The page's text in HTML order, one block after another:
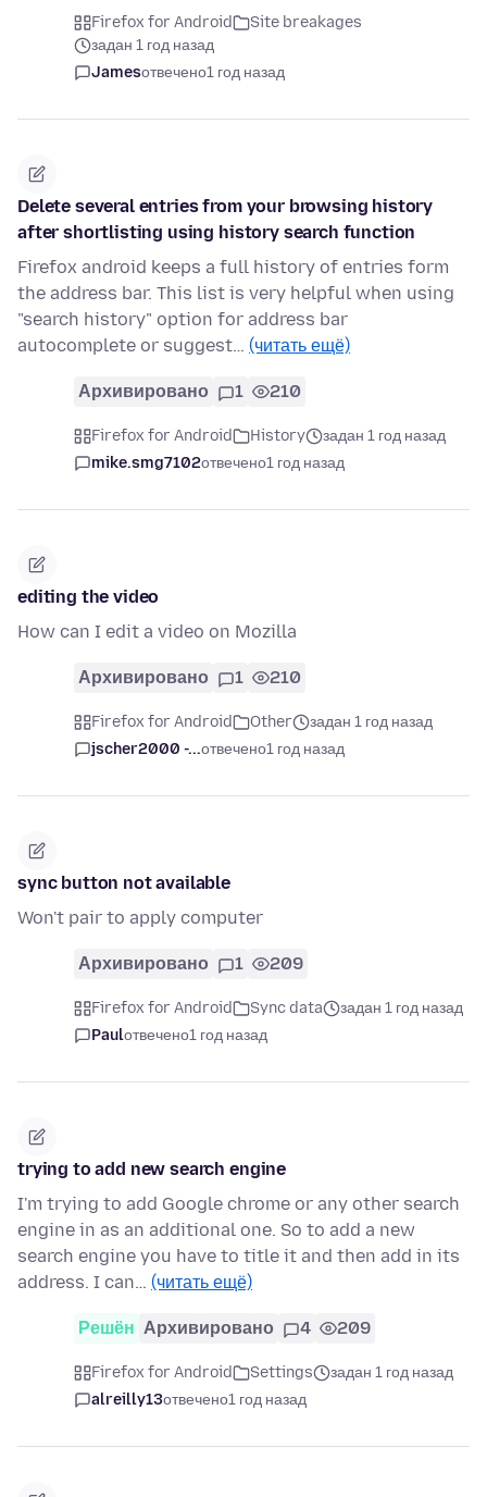
Firefox for Android
Site breakages
задан 1 год назад
Jamesотвечено1 год назад
Delete several entries from your browsing history
after shortlisting using history search function
Firefox android keeps a full history of entries form
the address bar. This list is very helpful when using
"search history" option for address bar
autocomplete or suggest… (читать ещё)
Архивировано 1 210
Firefox for Android History
задан 1 год назад
mike.smg7102отвечено1 год назад
editing the video
How can I edit a video on Mozilla
Архивировано 1 210
Firefox for Android Other
задан 1 год назад
jscher2000 -...отвечено1 год назад
sync button not available
Won't pair to apply computer
Архивировано 1 209
Firefox for Android Sync data
задан 1 год назад
Paulотвечено1 год назад
trying to add new search engine
I'm trying to add Google chrome or any other search
engine in as an additional one. So to add a new
search engine you have to title it and then add in its
address. I can… (читать ещё)
Решён Архивировано 4 209
Firefox for Android Settings
задан 1 год назад
alreilly13отвечено1 год назад